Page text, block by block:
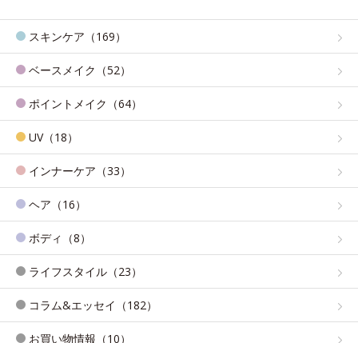
スキンケア（169）
ベースメイク（52）
ポイントメイク（64）
UV（18）
インナーケア（33）
ヘア（16）
ボディ（8）
ライフスタイル（23）
コラム&エッセイ（182）
お買い物情報（10）